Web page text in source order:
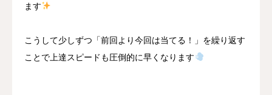
ます
こうして少しずつ「前回より今回は当てる！」を繰り返す
ことで上達スピードも圧倒的に早くなります